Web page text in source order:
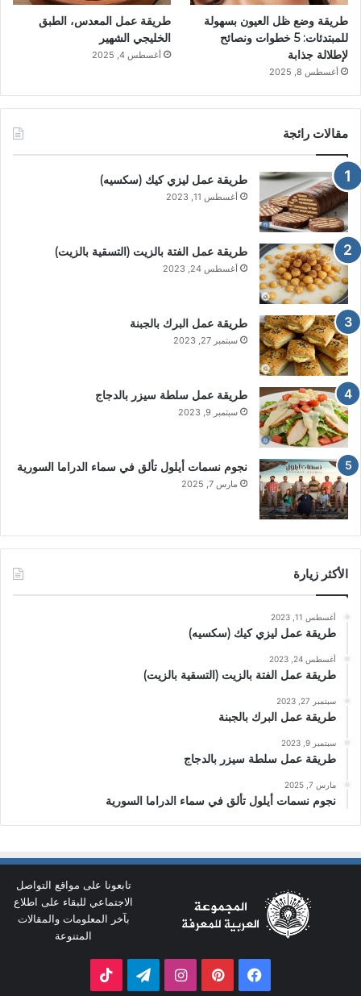
طريقة وضع ظل العيون بسهولة
للمبتدئات: 5 خطوات ونصائح
لإطلالة جذابة
أغسطس 8, 2025
طريقة عمل المعدس، الطبق
الخليجي الشهير
أغسطس 4, 2025
مقالات رائجة
طريقة عمل ليزي كيك (سكسيه)
أغسطس 11, 2023
طريقة عمل الفتة بالزيت (التسقية بالزيت)
أغسطس 24, 2023
طريقة عمل البرك بالجبنة
سبتمبر 27, 2023
طريقة عمل سلطة سيزر بالدجاج
سبتمبر 9, 2023
نجوم نسمات أيلول تألق في سماء الدراما السورية
مارس 7, 2025
الأكثر زيارة
أغسطس 11, 2023
طريقة عمل ليزي كيك (سكسيه)
أغسطس 24, 2023
طريقة عمل الفتة بالزيت (التسقية بالزيت)
سبتمبر 27, 2023
طريقة عمل البرك بالجبنة
سبتمبر 9, 2023
طريقة عمل سلطة سيزر بالدجاج
مارس 7, 2025
نجوم نسمات أيلول تألق في سماء الدراما السورية
تابعونا على مواقع التواصل
الاجتماعي للبقاء على اطلاع
بآخر المعلومات والمقالات
المتنوعة
فيسبوك بينتيريستانستقرامتيلقرام